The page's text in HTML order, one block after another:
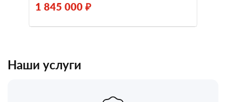
1 845 000 ₽
Наши услуги